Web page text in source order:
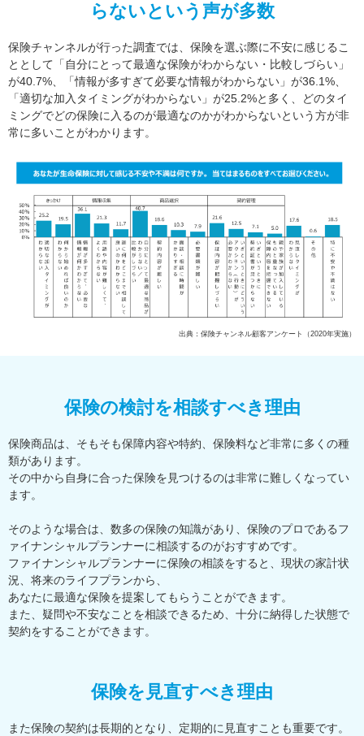
らないという声が多数
保険チャンネルが行った調査では、保険を選ぶ際に不安に感じるこ
ととして「自分にとって最適な保険がわからない・比較しづらい」
が40.7%、「情報が多すぎて必要な情報がわからない」が36.1%、
「適切な加入タイミングがわからない」が25.2%と多く、どのタイ
ミングでどの保険に入るのが最適なのかがわからないという方が非
常に多いことがわかります。
出典：保険チャンネル顧客アンケート（2020年実施）
保険の検討を相談すべき理由
保険商品は、そもそも保障内容や特約、保険料など非常に多くの種
類があります。
その中から自身に合った保険を見つけるのは非常に難しくなってい
ます。
そのような場合は、数多の保険の知識があり、保険のプロであるフ
ァイナンシャルプランナーに相談するのがおすすめです。
ファイナンシャルプランナーに保険の相談をすると、現状の家計状
況、将来のライフプランから、
あなたに最適な保険を提案してもらうことができます。
また、疑問や不安なことを相談できるため、十分に納得した状態で
契約をすることができます。
保険を見直すべき理由
また保険の契約は長期的となり、定期的に見直すことも重要です。